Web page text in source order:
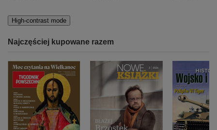
High-contrast mode
Najczęściej kupowane razem